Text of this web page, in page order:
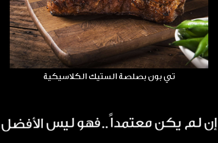
تي بون بصلصة الستيك الكلاسيكية